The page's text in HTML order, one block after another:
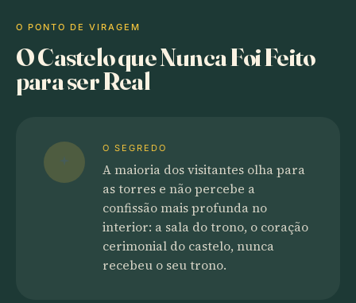
O PONTO DE VIRAGEM
O Castelo que Nunca Foi Feito
para ser Real
O SEGREDO
A maioria dos visitantes olha para
as torres e não percebe a
confissão mais profunda no
interior: a sala do trono, o coração
cerimonial do castelo, nunca
recebeu o seu trono.